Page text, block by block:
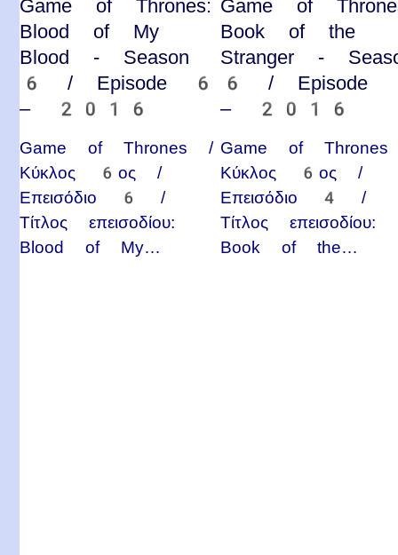
Game of Thrones:
Blood of My
Blood - Season
6 / Episode 6
– 2016
Game of Thrones /
Κύκλος 6ος /
Επεισόδιο 6 /
Τίτλος επεισοδίου:
Blood of My…
Game of
Book of the
Stranger -
6 / Episode
– 2016
Game of
Κύκλος 6ος /
Επεισόδιο 4 /
Τίτλος επεισοδίου:
Book of the…